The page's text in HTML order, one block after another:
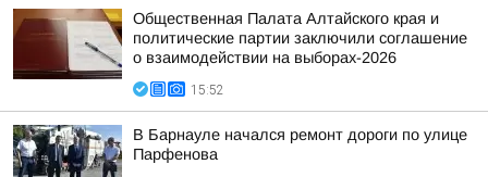
Общественная Палата Алтайского края и
политические партии заключили соглашение
о взаимодействии на выборах-2026
15:52
В Барнауле начался ремонт дороги по улице
Парфенова